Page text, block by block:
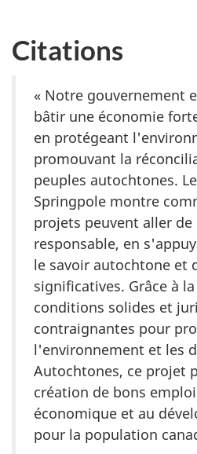
Citations
« Notre gouvernement
bâtir une économie
en protégeant
promouvant la
peuples autochtones.
Springpole montre
projets peuvent aller
responsable, en
le savoir autochtone et
significatives. Grâce à
conditions solides et
contraignantes pour
l'environnement et les
Autochtones, ce projet
création de bons
économique et au
pour la population